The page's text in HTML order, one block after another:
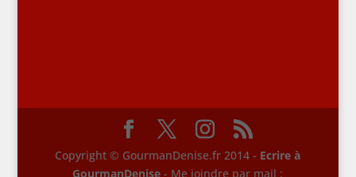
Copyright © GourmanDenise.fr 2014 - Ecrire à
GourmanDenise- Me joindre par mail :